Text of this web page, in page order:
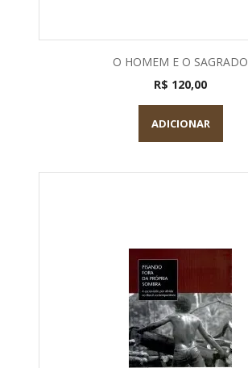
O HOMEM E O SAGRADO
R$ 120,00
ADICIONAR